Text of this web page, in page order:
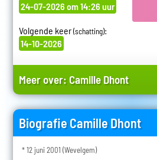
24-07-2026 om 14:26 uur
Volgende keer(schatting):
14-10-2026
Meer over: Camille Dhont
Biografie Camille Dhont
* 12 juni 2001 (Wevelgem)